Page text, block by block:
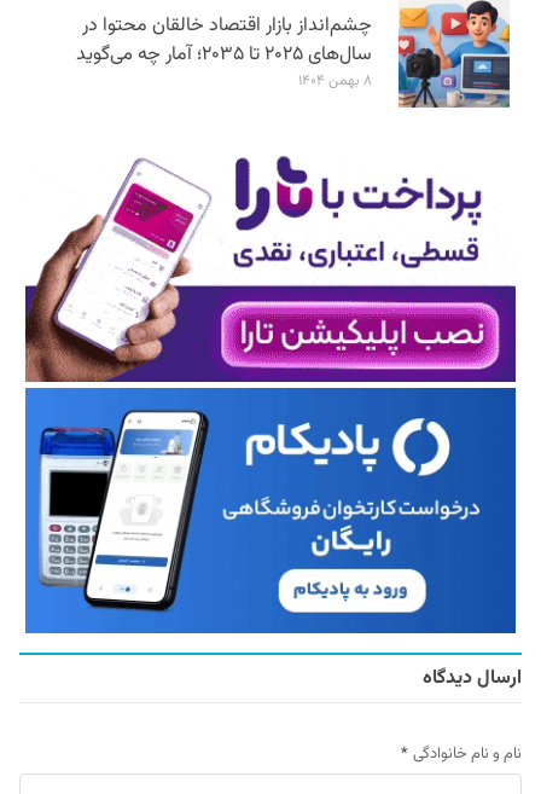
چشم‌انداز بازار اقتصاد خالقان محتوا در
سال‌های ۲۰۲۵ تا ۲۰۳۵؛ آمار چه می‌گوید
۸ بهمن ۱۴۰۴
ارسال دیدگاه
نام و نام خانوادگی *